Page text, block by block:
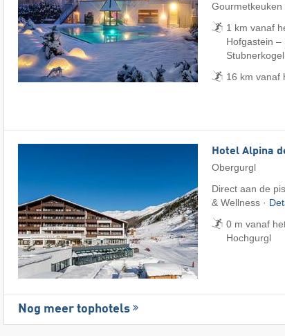
Gourmetkeuken
1 km vanaf
Hofgastein –
Stubnerkogel
16 km vanaf
Hotel Alpina
Obergurgl
Direct aan de
& Wellness ·
0 m vanaf
Hochgurgl
Nog meer tophotels